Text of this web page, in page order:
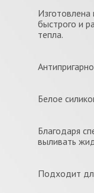
Изготовлена
быстрого и
тепла.
Белое
Благодаря
выливать
Подходит